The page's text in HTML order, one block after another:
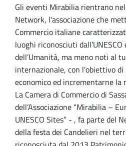
Gli eventi Mirabilia rientrano
Network, l'associazione che
Commercio italiane
luoghi riconosciuti
dell’Umanità, ma meno noti al
internazionale, con l’obiettivo
economico ed incrementarne la
La Camera di Commercio di
dell’Associazione “Mirabilia –
UNESCO Sites” - , fa parte del
della festa dei Candelieri nel